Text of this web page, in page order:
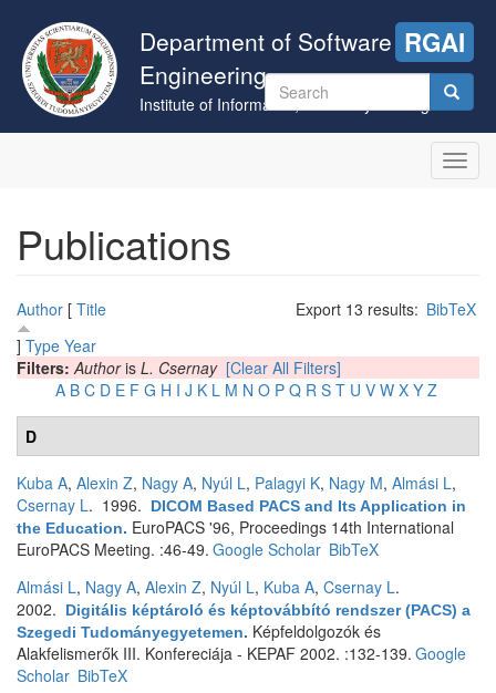
main
content
Department of Software
Engineering
Institute of Informatics, University of Szeged
RGAI
Search
form
Publications
Export 13 results: BibTeX
Author [ Title
] Type Year
Filters:Authoris L. Csernay [Clear All Filters]
A B C D E F G H I J K L M N O P Q R S T U V W X Y Z
D
Kuba A, Alexin Z, Nagy A, Nyúl L, Palagyi K, Nagy M, Almási L,
Csernay L. 1996.
DICOM Based PACS and Its Application in
the Education. EuroPACS '96, Proceedings 14th International
EuroPACS Meeting. :46-49. Google Scholar BibTeX
Almási L, Nagy A, Alexin Z, Nyúl L, Kuba A, Csernay L.
2002.
Digitális képtároló és képtovábbító rendszer (PACS) a
Szegedi Tudományegyetemen. Képfeldolgozók és
Alakfelismerők III. Konfereciája - KEPAF 2002. :132-139. Google
Scholar BibTeX